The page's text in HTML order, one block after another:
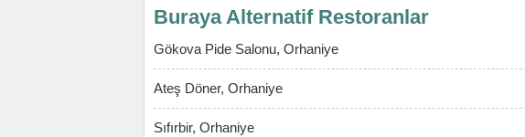
Buraya Alternatif Restoranlar
Gökova Pide Salonu, Orhaniye
Ateş Döner, Orhaniye
Sıfırbir, Orhaniye